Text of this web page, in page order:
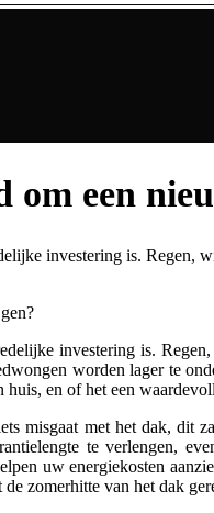
om een
investering is. Regen,
investering is.
worden lager te
huis, en of het een
misgaat met het dak, dit
te verlengen,
uw energiekosten
zomerhitte van het dak